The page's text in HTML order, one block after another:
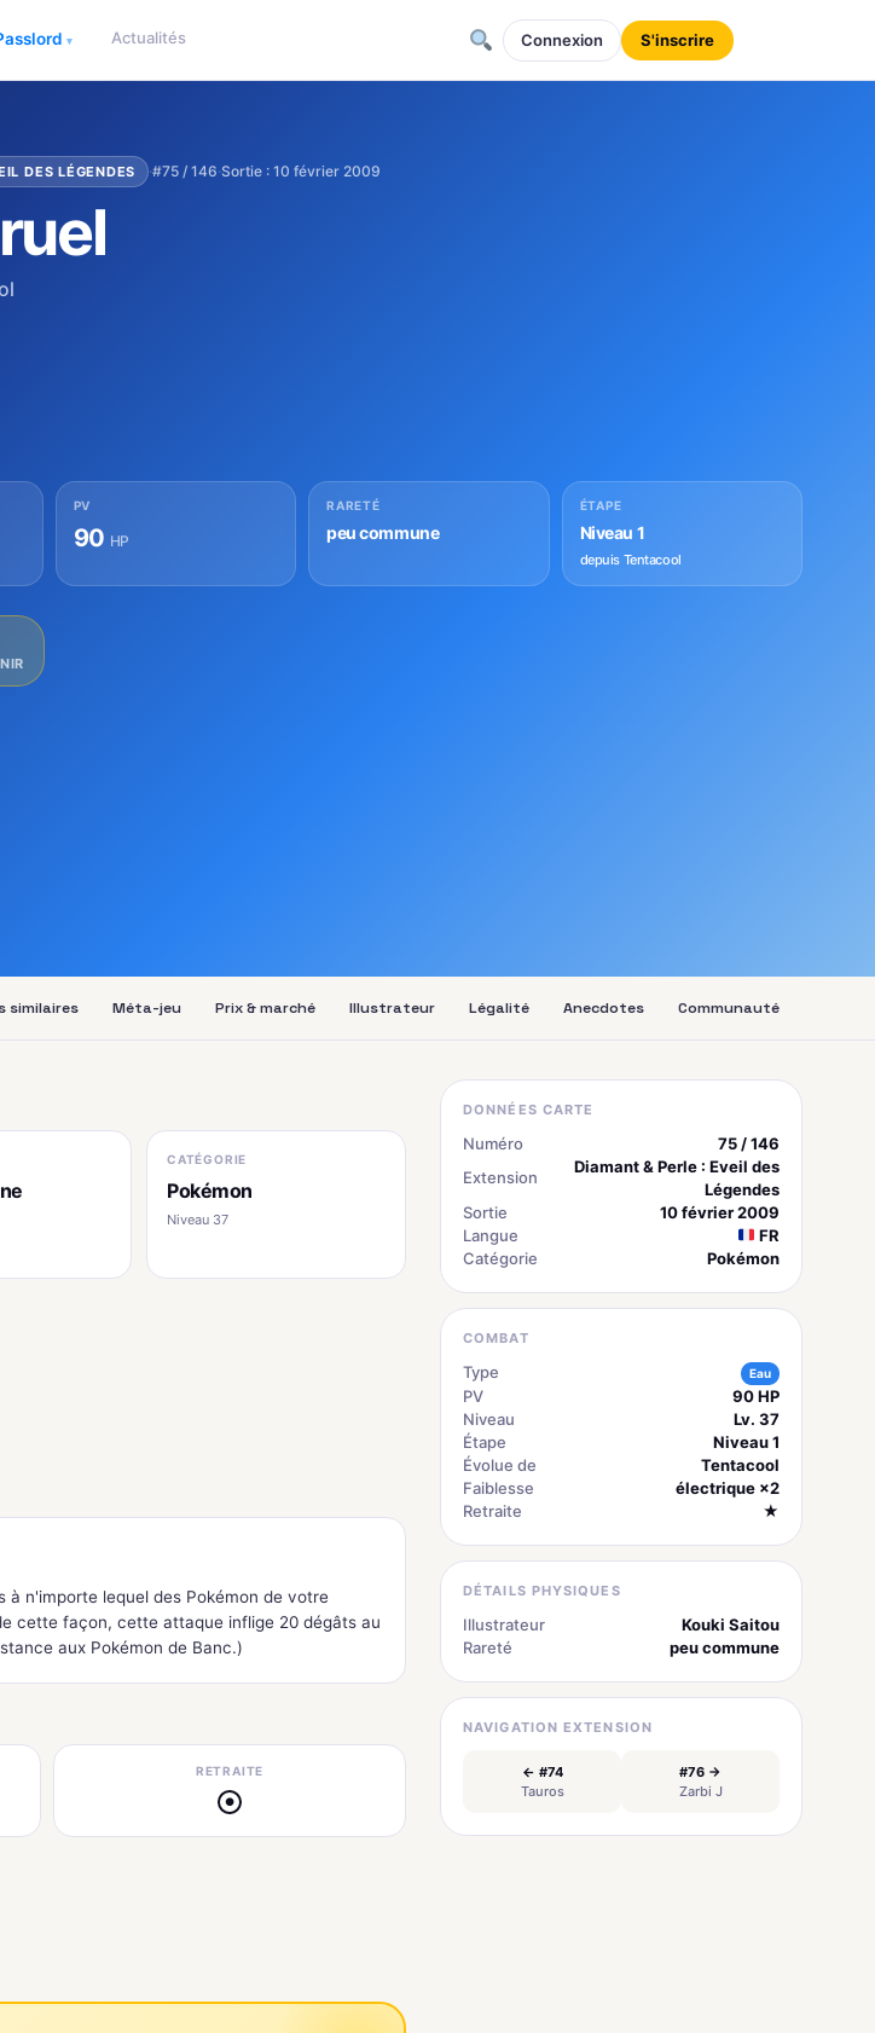
▾ Actualités Connexion S'inscrire
DES LÉGENDES ·#75 / 146·Sortie : 10 février 2009
PV
90 HP
RARETÉ
peu commune
ÉTAPE
Niveau 1
depuis Tentacool
similaires Méta-jeu Prix & marché Illustrateur Légalité Anecdotes Communauté
CATÉGORIE
Pokémon
Niveau 37
n'importe lequel des Pokémon de votre
cette façon, cette attaque inflige 20 dégâts au
aux Pokémon de Banc.)
RETRAITE
●
DONNÉES CARTE
Numéro
75 / 146
Extension
Diamant & Perle : Eveil des
Légendes
Sortie
10 février 2009
Langue
FR
Catégorie
Pokémon
COMBAT
Type Eau
PV
90 HP
Niveau
Lv. 37
Étape
Niveau 1
Évolue de
Tentacool
Faiblesse
électrique ×2
Retraite
★
DÉTAILS PHYSIQUES
Illustrateur
Kouki Saitou
Rareté
peu commune
NAVIGATION EXTENSION
← #74
Tauros
#76 →
Zarbi J